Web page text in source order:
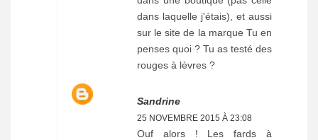
dans laquelle j'étais), et aussi
sur le site de la marque Tu en
penses quoi ? Tu as testé des
rouges à lèvres ?
Sandrine
25 NOVEMBRE 2015 À 23:08
Ouf alors ! Les fards à